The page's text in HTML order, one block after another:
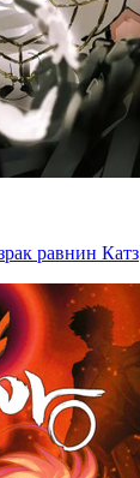
равнин Катз